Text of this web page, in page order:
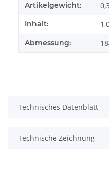
Artikelgewicht:
Inhalt:
Abmessung:
Technisches Datenblatt
Technische Zeichnung